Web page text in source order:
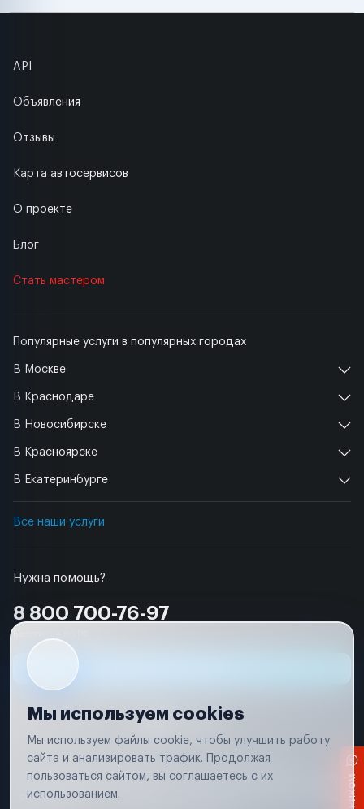
Нужна помощь?
8 800 700-76-97
Популярные услуги в популярных городах
В Москве
В Краснодаре
В Новосибирске
В Красноярске
В Екатеринбурге
Все наши услуги
API
Объявления
Отзывы
Карта автосервисов
О проекте
Блог
Стать мастером
Условия использования
Удаление аккаунта
Вся информация, представленная на сайте, носит исключительно
соответствии с положениями статьи 437 (п. 2) Гражданского кодекса
Мы используем cookies
Мы используем файлы cookie, чтобы улучшить работу
сайта и анализировать трафик. Продолжая
пользоваться сайтом, вы соглашаетесь с их
использованием.